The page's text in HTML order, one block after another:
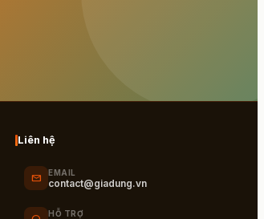
Liên hệ
mail EMAIL
contact@giadung.vn
HỖ TRỢ